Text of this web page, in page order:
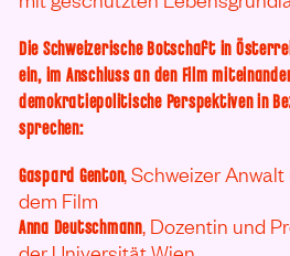
Die Schweizerische Botschaft in
ein, im Anschluss an den Film
demokratiepolitische Perspektiven in
sprechen:
Gaspard Genton, Schweizer
dem Film
Anna Deutschmann, Dozentin und